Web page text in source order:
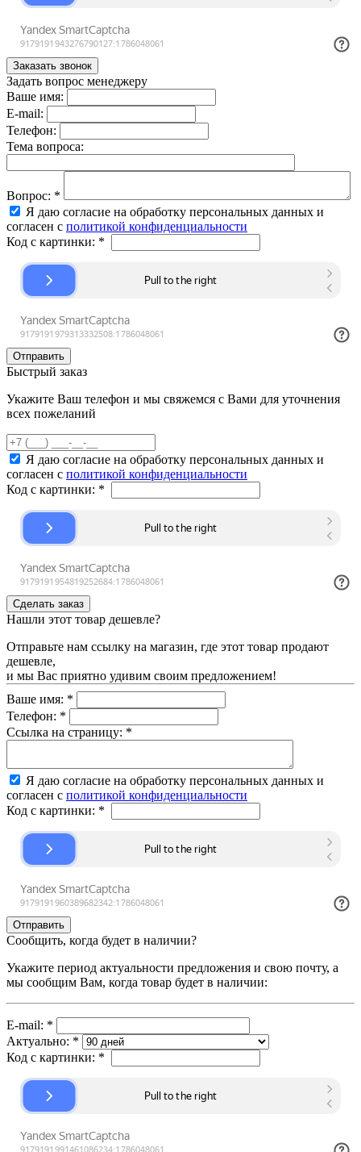
Задать вопрос менеджеру
Ваше имя:
E-mail:
Телефон:
Тема вопроса:
Вопрос: *
Я даю согласие на обработку персональных данных и
согласен с политикой конфиденциальности
Код с картинки: *
Быстрый заказ
Укажите Ваш телефон и мы свяжемся с Вами для уточнения
всех пожеланий
Я даю согласие на обработку персональных данных и
согласен с политикой конфиденциальности
Код с картинки: *
Нашли этот товар дешевле?
Отправьте нам ссылку на магазин, где этот товар продают
дешевле,
и мы Вас приятно удивим своим предложением!
Ваше имя: *
Телефон: *
Ссылка на страницу: *
Я даю согласие на обработку персональных данных и
согласен с политикой конфиденциальности
Код с картинки: *
Сообщить, когда будет в наличии?
Укажите период актуальности предложения и свою почту, а
мы сообщим Вам, когда товар будет в наличии:
E-mail: *
Актуально: *
Код с картинки: *